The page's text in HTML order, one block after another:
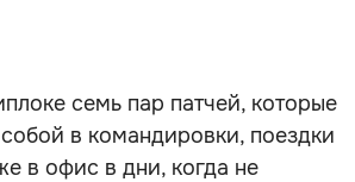
семь пар патчей, которые
в командировки, поездки
в офис в дни, когда не